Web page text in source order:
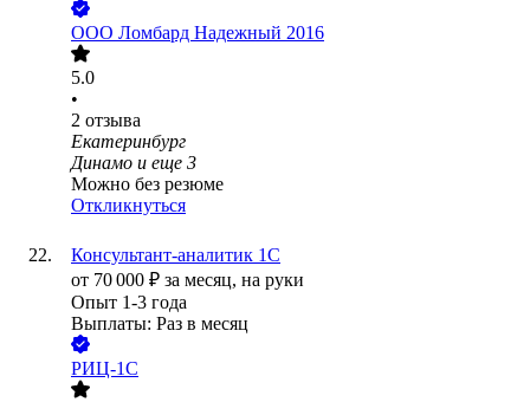
ООО Ломбард Надежный 2016
5.0
•
2 отзыва
Екатеринбург
Динамо и еще 3
Можно без резюме
Откликнуться
Консультант-аналитик 1С
от 70 000 ₽ за месяц, на руки
Опыт 1-3 года
Выплаты: Раз в месяц
РИЦ-1С